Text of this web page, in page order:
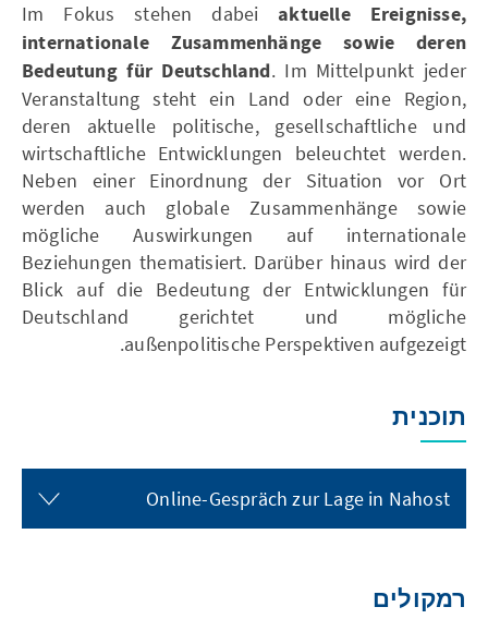
Im Fokus stehen dabei aktuelle Ereignisse,
internationale Zusammenhänge sowie deren
Bedeutung für Deutschland. Im Mittelpunkt jeder
Veranstaltung steht ein Land oder eine Region,
deren aktuelle politische, gesellschaftliche und
wirtschaftliche Entwicklungen beleuchtet werden.
Neben einer Einordnung der Situation vor Ort
werden auch globale Zusammenhänge sowie
mögliche Auswirkungen auf internationale
Beziehungen thematisiert. Darüber hinaus wird der
Blick auf die Bedeutung der Entwicklungen für
Deutschland gerichtet und mögliche
außenpolitische Perspektiven aufgezeigt.
תוכנית
Online-Gespräch zur Lage in Nahost
רמקולים